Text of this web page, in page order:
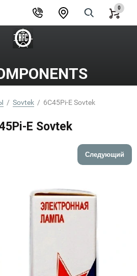
0
  /
Sovtek
  /  6C45Pi-E Sovtek
E Sovtek
Следующий